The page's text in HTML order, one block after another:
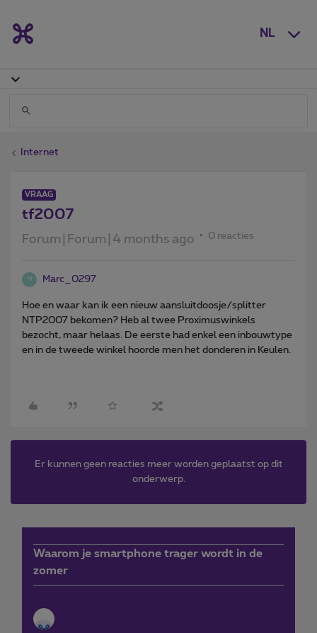
NL
Internet
VRAAG
tf2007
Forum|Forum|4 months ago 0 reacties
M Marc_0297
Hoe en waar kan ik een nieuw aansluitdoosje/splitter
NTP2007 bekomen? Heb al twee Proximuswinkels
bezocht, maar helaas. De eerste had enkel een inbouwtype
en in de tweede winkel hoorde men het donderen in Keulen.
Er kunnen geen reacties meer worden geplaatst op dit
onderwerp.
Waarom je smartphone trager wordt in de
zomer